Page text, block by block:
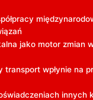
jako motor zmian
transport wpłynie na
innych